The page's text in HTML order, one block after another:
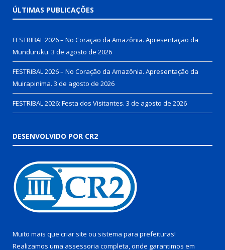
ÚLTIMAS PUBLICAÇÕES
FESTRIBAL 2026 – No Coração da Amazônia. Apresentação da
Munduruku. 3 de agosto de 2026
FESTRIBAL 2026 – No Coração da Amazônia. Apresentação da
Muirapinima. 3 de agosto de 2026
FESTRIBAL 2026: Festa dos Visitantes. 3 de agosto de 2026
DESENVOLVIDO POR CR2
Muito mais que criar site ou sistema para prefeituras!
Realizamos uma assessoria completa, onde garantimos em